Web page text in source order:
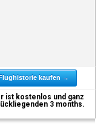
kaufen →
ist kostenlos und ganz
3 months.